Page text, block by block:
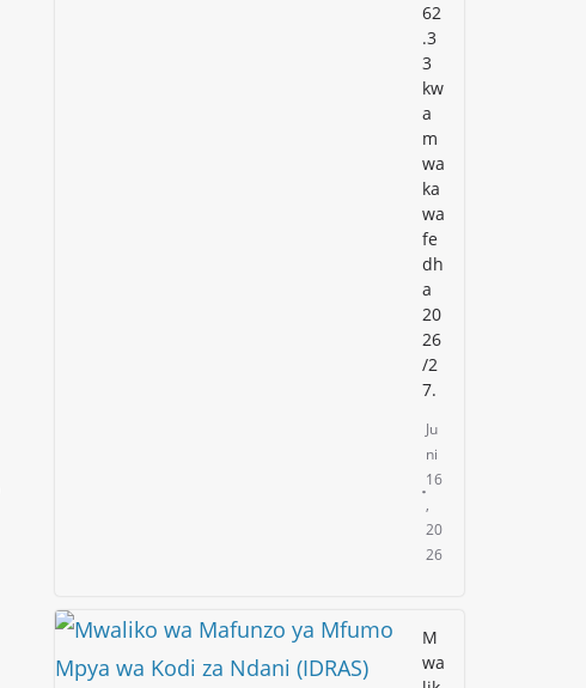
62
.3
3
kw
a
m
wa
ka
wa
fe
dh
a
20
26
/2
7.
Ju
ni
16
,
20
26
M
wa